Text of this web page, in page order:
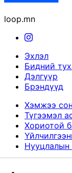
loop.mn
Эхлэл
Бидний
Дэлгүүр
Брэндүүд
Хэмжээ
Түгээмэл
Хориотой
Нууцлалын